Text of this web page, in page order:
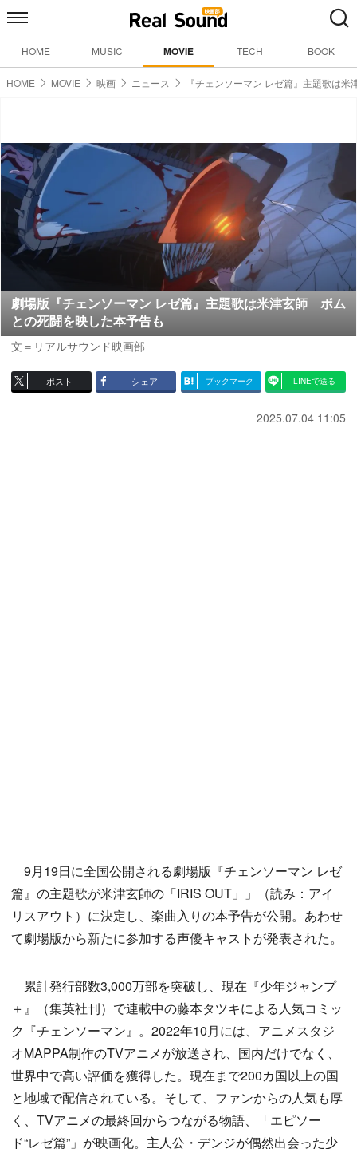
HOME MUSIC MOVIE TECH BOOK
HOME MOVIE 映画 ニュース 『チェンソーマン レゼ篇』主題歌は米
劇場版『チェンソーマン レゼ篇』主題歌は米津玄師 ボム
との死闘を映した本予告も
文＝リアルサウンド映画部
ポスト シェア ブックマーク LINEで送る
2025.07.04 11:05
9月19日に全国公開される劇場版『チェンソーマン レゼ
篇』の主題歌が米津玄師の「IRIS OUT」」（読み：アイ
リスアウト）に決定し、楽曲入りの本予告が公開。あわせ
て劇場版から新たに参加する声優キャストが発表された。
累計発行部数3,000万部を突破し、現在『少年ジャンプ
＋』（集英社刊）で連載中の藤本タツキによる人気コミッ
ク『チェンソーマン』。2022年10月には、アニメスタジ
オMAPPA制作のTVアニメが放送され、国内だけでなく、
世界中で高い評価を獲得した。現在まで200カ国以上の国
と地域で配信されている。そして、ファンからの人気も厚
く、TVアニメの最終回からつながる物語、「エピソー
ド“レゼ篇”」が映画化。主人公・デンジが偶然出会った少